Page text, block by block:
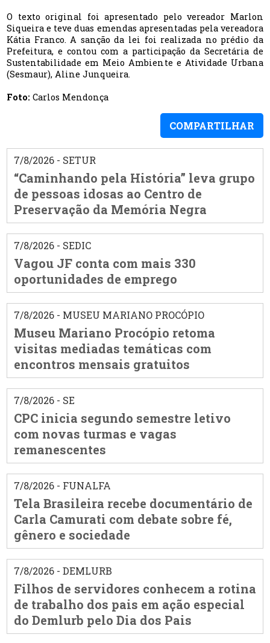
O texto original foi apresentado pelo vereador Marlon
Siqueira e teve duas emendas apresentadas pela vereadora
Kátia Franco. A sanção da lei foi realizada no prédio da
Prefeitura, e contou com a participação da Secretária de
Sustentabilidade em Meio Ambiente e Atividade Urbana
(Sesmaur), Aline Junqueira.
Foto: Carlos Mendonça
COMPARTILHAR
7/8/2026 - SETUR
“Caminhando pela História” leva grupo
de pessoas idosas ao Centro de
Preservação da Memória Negra
7/8/2026 - SEDIC
Vagou JF conta com mais 330
oportunidades de emprego
7/8/2026 - MUSEU MARIANO PROCÓPIO
Museu Mariano Procópio retoma
visitas mediadas temáticas com
encontros mensais gratuitos
7/8/2026 - SE
CPC inicia segundo semestre letivo
com novas turmas e vagas
remanescentes
7/8/2026 - FUNALFA
Tela Brasileira recebe documentário de
Carla Camurati com debate sobre fé,
gênero e sociedade
7/8/2026 - DEMLURB
Filhos de servidores conhecem a rotina
de trabalho dos pais em ação especial
do Demlurb pelo Dia dos Pais